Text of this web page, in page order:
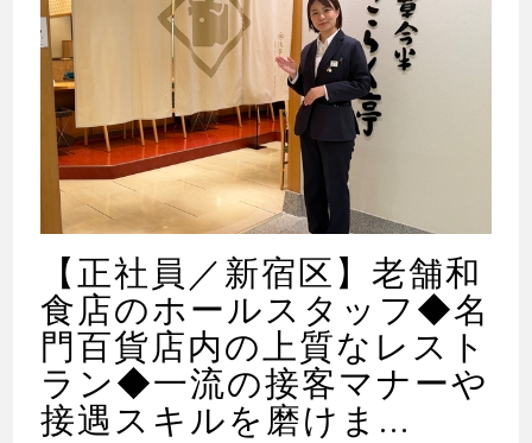
【正社員／新宿区】老舗和
食店のホールスタッフ◆名
門百貨店内の上質なレスト
ラン◆一流の接客マナーや
接遇スキルを磨けま...